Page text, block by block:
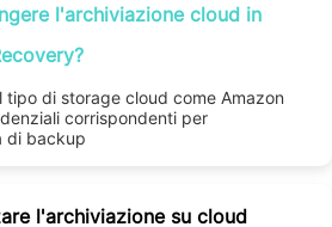
l'archiviazione cloud in
tipo di storage cloud come Amazon
corrispondenti per
di backup
l'archiviazione su cloud